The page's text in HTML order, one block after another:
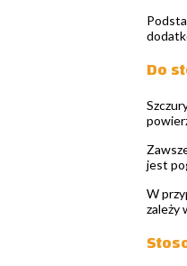
Do
jest
W
zależy